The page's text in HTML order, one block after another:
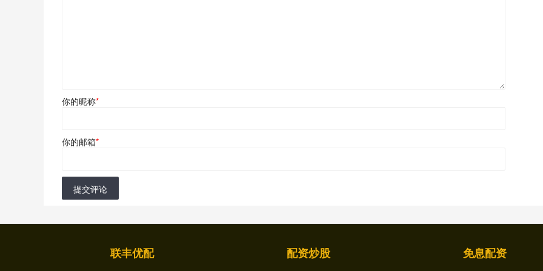
你的昵称*
你的邮箱*
提交评论
联丰优配 配资炒股 免息配资